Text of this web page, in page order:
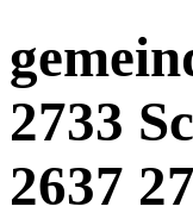
2733
2637